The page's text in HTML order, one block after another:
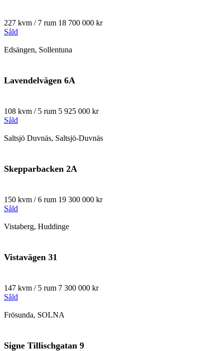
227 kvm / 7 rum 18 700 000 kr
Såld
Edsängen, Sollentuna
Lavendelvägen 6A
108 kvm / 5 rum 5 925 000 kr
Såld
Saltsjö Duvnäs, Saltsjö-Duvnäs
Skepparbacken 2A
150 kvm / 6 rum 19 300 000 kr
Såld
Vistaberg, Huddinge
Vistavägen 31
147 kvm / 5 rum 7 300 000 kr
Såld
Frösunda, SOLNA
Signe Tillischgatan 9